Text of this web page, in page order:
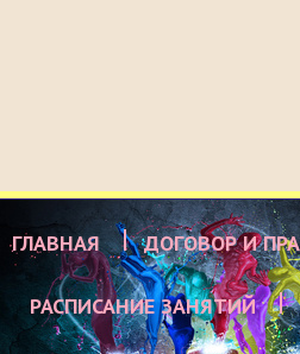
ГЛАВНАЯ ДОГОВОР И
РАСПИСАНИЕ ЗАНЯТИЙ